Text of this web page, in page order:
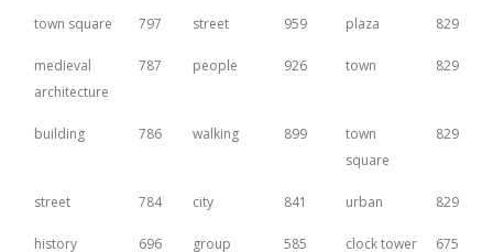
town square 797 street 959 plaza 829
medieval
architecture
787 people 926 town 829
building 786 walking 899
town
square
829
street 784 city 841 urban 829
history 696 group 585 clock tower 675